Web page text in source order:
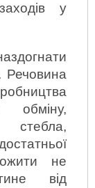
у
Речовина
обміну,
не
від